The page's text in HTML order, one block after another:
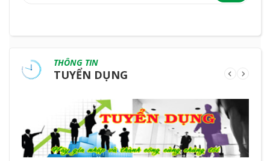
THÔNG TIN
TUYỂN DỤNG